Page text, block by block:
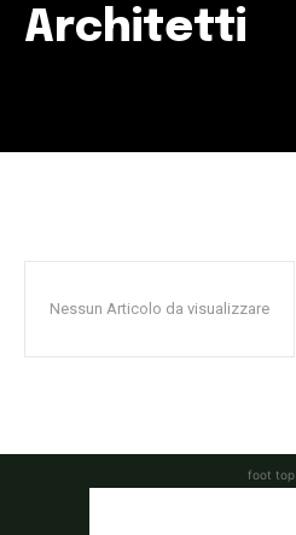
Architetti
Nessun Articolo da visualizzare
foot top